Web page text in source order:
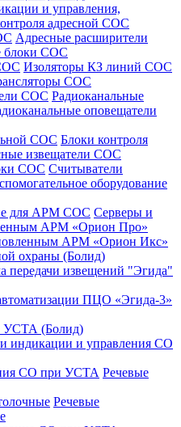
и управления,
адресной СОС
Адресные расширители
блоки СОС
Изоляторы КЗ линий СОС
СОС
СОС Радиоканальные
оповещатели
СОС Блоки контроля
извещатели СОС
СОС Считыватели
оборудование
для АРМ СОС Серверы и
АРМ «Орион Про»
АРМ «Орион Икс»
охраны (Болид)
передачи извещений "Эгида"
ПЦО «Эгида-3»
УСТА (Болид)
индикации и управления СО
СО при УСТА Речевые
Речевые